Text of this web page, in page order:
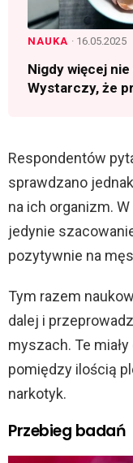
NAUKA · 16.05.2025
Nigdy więcej
Wystarczy, że
Respondentów
sprawdzano
na ich organizm.
jedynie
pozytywnie na
Tym razem
dalej i
myszach. Te
pomiędzy ilością
narkotyk.
Przebieg badań